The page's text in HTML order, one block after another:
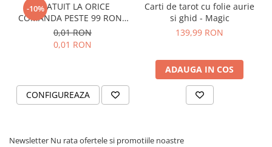
-10%GRATUIT LA ORICE
COMANDA PESTE 99 RON -
Cutie personalizata cadou
Black and Yang
0,01 RON
0,01 RON
CONFIGUREAZA
Carti de tarot cu folie aurie
si ghid - Magic
139,99 RON
ADAUGA IN COS
Newsletter Nu rata ofertele si promotiile noastre